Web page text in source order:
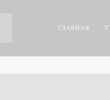
ГЛАВНАЯ